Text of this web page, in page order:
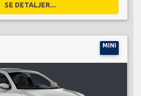
SE DETALJER...
MINI